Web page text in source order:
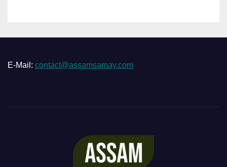
E-Mail: contact@assamsamay.com